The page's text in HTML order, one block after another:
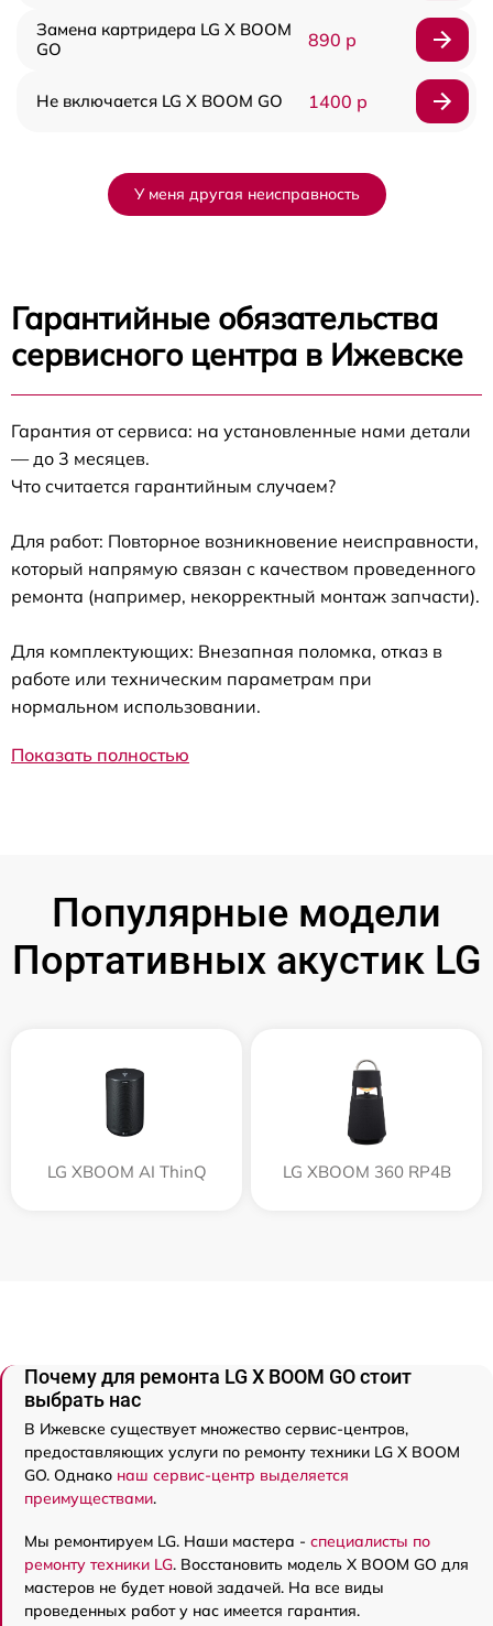
Замена картридера LG X BOOM
GO
890 р
Не включается LG X BOOM GO 1400 р
У меня другая неисправность
Гарантийные обязательства
сервисного центра в Ижевске
Гарантия от сервиса: на установленные нами детали
— до 3 месяцев.
Что считается гарантийным случаем?
Для работ: Повторное возникновение неисправности,
который напрямую связан с качеством проведенного
ремонта (например, некорректный монтаж запчасти).
Для комплектующих: Внезапная поломка, отказ в
работе или техническим параметрам при
нормальном использовании.
Показать полностью
Популярные модели
Портативных акустик LG
LG XBOOM AI ThinQ LG XBOOM 360 RP4B
Почему для ремонта LG X BOOM GO стоит
выбрать нас
В Ижевске существует множество сервис-центров,
предоставляющих услуги по ремонту техники LG X BOOM
GO. Однако наш сервис-центр выделяется
преимуществами.
Мы ремонтируем LG. Наши мастера - специалисты по
ремонту техники LG. Восстановить модель X BOOM GO для
мастеров не будет новой задачей. На все виды
проведенных работ у нас имеется гарантия.